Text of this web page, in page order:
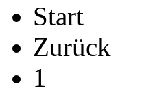
Start
Zurück
1